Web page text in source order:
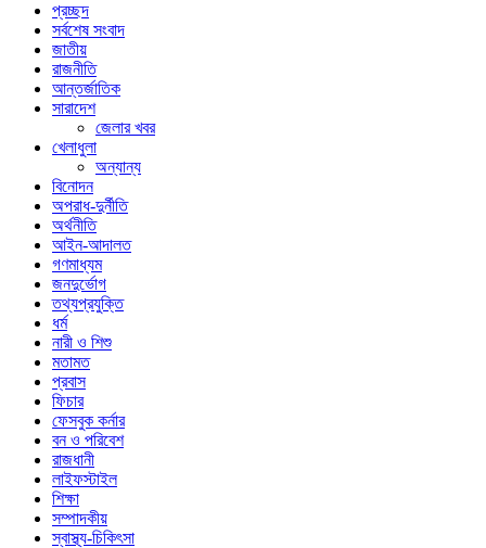
প্রচ্ছদ
সর্বশেষ সংবাদ
জাতীয়
রাজনীতি
আন্তর্জাতিক
সারাদেশ
জেলার খবর
খেলাধুলা
অন্যান্য
বিনোদন
অপরাধ-দুর্নীতি
অর্থনীতি
আইন-আদালত
গণমাধ্যম
জনদুর্ভোগ
তথ্যপ্রযুক্তি
ধর্ম
নারী ও শিশু
মতামত
প্রবাস
ফিচার
ফেসবুক কর্নার
বন ও পরিবেশ
রাজধানী
লাইফস্টাইল
শিক্ষা
সম্পাদকীয়
স্বাস্থ্য-চিকিৎসা